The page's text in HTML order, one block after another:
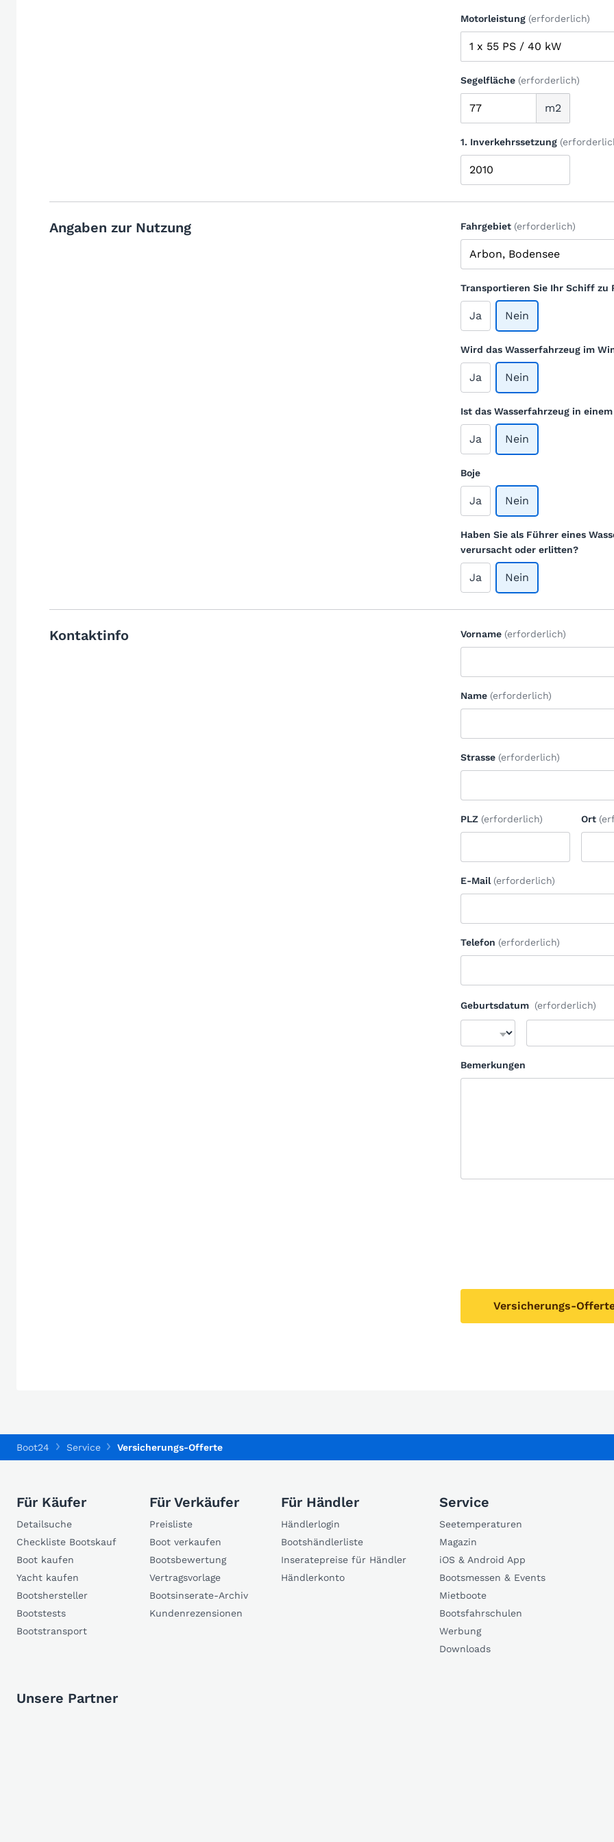
Motorleistung (erforderlich)
Segelfläche (erforderlich)
m2
1. Inverkehrssetzung
Angaben zur Nutzung Fahrgebiet (erforderlich)
Transportieren Sie Ihr Schiff zu
Ja Nein
Wird das Wasserfahrzeug im
Ja Nein
Ist das Wasserfahrzeug in
Ja Nein
Boje
Ja Nein
Haben Sie als Führer eines
verursacht oder erlitten?
Ja Nein
Kontaktinfo Vorname (erforderlich)
Name (erforderlich)
Strasse (erforderlich)
PLZ (erforderlich) Ort
E-Mail (erforderlich)
Telefon (erforderlich)
Geburtsdatum (erforderlich)
Bemerkungen
Versicherungs-
Boot24 Service Versicherungs-Offerte
Für Käufer
Detailsuche
Checkliste Bootskauf
Boot kaufen
Yacht kaufen
Bootshersteller
Bootstests
Bootstransport
Für Verkäufer
Preisliste
Boot verkaufen
Bootsbewertung
Vertragsvorlage
Bootsinserate-Archiv
Kundenrezensionen
Für Händler
Händlerlogin
Bootshändlerliste
Inseratepreise für Händler
Händlerkonto
Service
Seetemperaturen
Magazin
iOS & Android App
Bootsmessen & Events
Mietboote
Bootsfahrschulen
Werbung
Downloads
Unsere Partner